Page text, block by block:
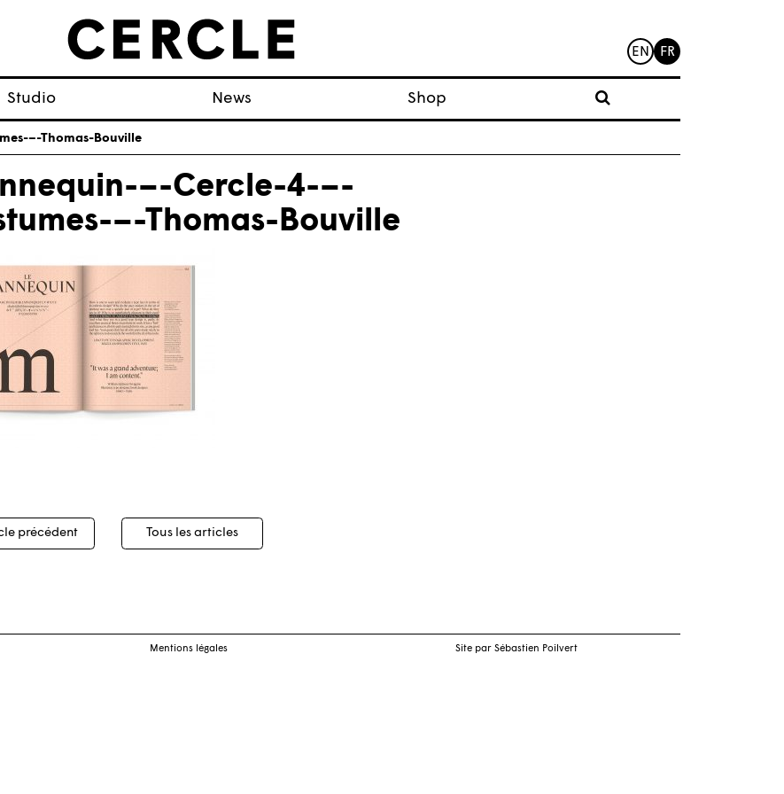
EN FR
Studio News Shop
–-Thomas-Bouville
–-Cercle-4-–-
–-Thomas-Bouville
précédent Tous les articles
Mentions légales Site par Sébastien Poilvert